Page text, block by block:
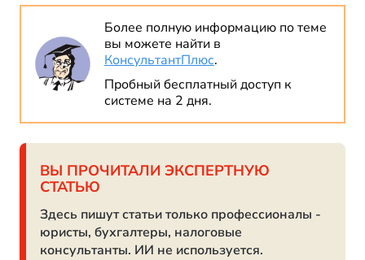
Более полную информацию по теме
вы можете найти в
КонсультантПлюс.
Пробный бесплатный доступ к
системе на 2 дня.
ВЫ ПРОЧИТАЛИ ЭКСПЕРТНУЮ
СТАТЬЮ
Здесь пишут статьи только профессионалы -
юристы, бухгалтеры, налоговые
консультанты. ИИ не используется.